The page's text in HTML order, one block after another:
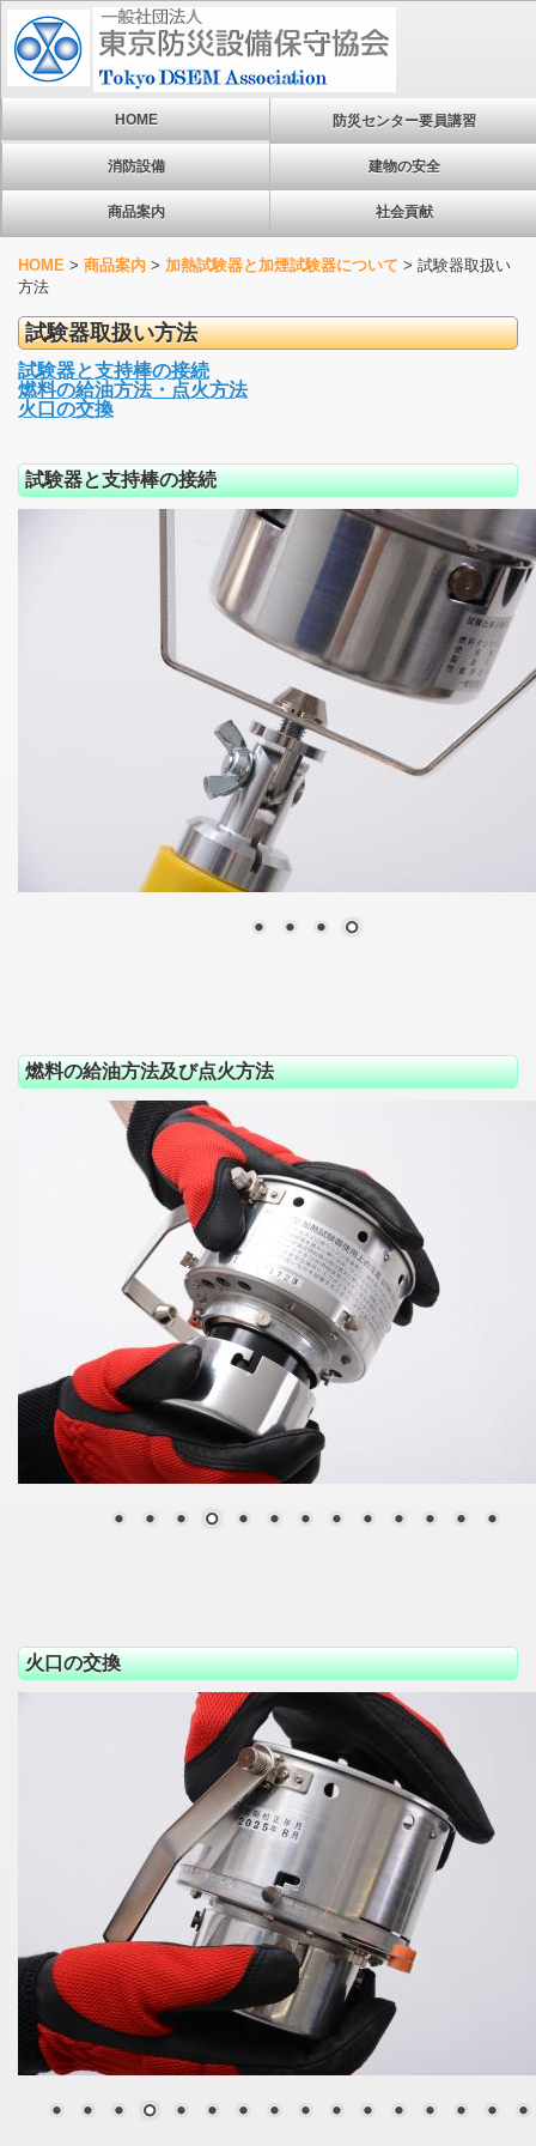
HOME 防災センター要員講習
消防設備 建物の安全
商品案内 社会貢献
HOME > 商品案内 > 加熱試験器と加煙試験器について > 試験器取扱い
方法
試験器取扱い方法
試験器と支持棒の接続
燃料の給油方法・点火方法
火口の交換
試験器と支持棒の接続
燃料の給油方法及び点火方法
火口の交換